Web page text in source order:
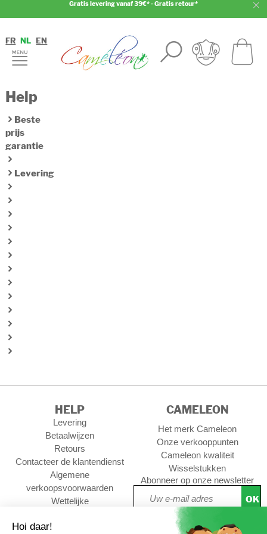
Gratis levering vanaf 39€* - Gratis retour*
FR NL EN
Help
Beste
prijs
garantie
Levering
HELP
Levering
Betaalwijzen
Retours
Contacteer de klantendienst
Algemene
verkoopsvoorwaarden
Wettelijke
persoonsgegevens
CAMELEON
Het merk Cameleon
Onze verkooppunten
Cameleon kwaliteit
Wisselstukken
Abonneer op onze newsletter
OK